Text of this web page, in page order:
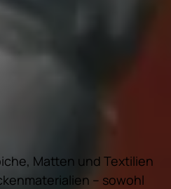
Matten und Textilien
– sowohl